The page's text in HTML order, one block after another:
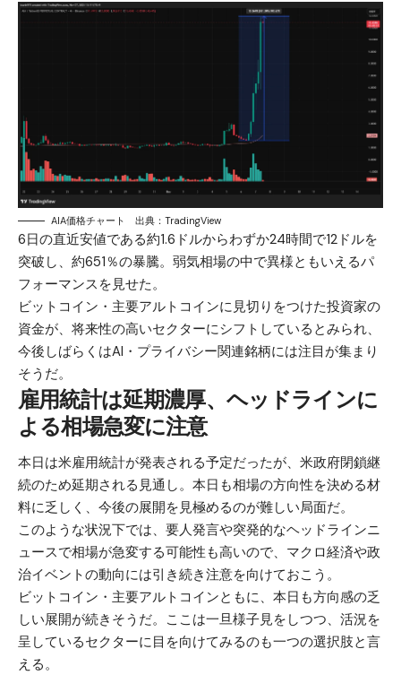
AIA価格チャート 出典：TradingView
6日の直近安値である約1.6ドルからわずか24時間で12ドルを
突破し、約651％の暴騰。弱気相場の中で異様ともいえるパ
フォーマンスを見せた。
ビットコイン・主要アルトコインに見切りをつけた投資家の
資金が、将来性の高いセクターにシフトしているとみられ、
今後しばらくはAI・プライバシー関連銘柄には注目が集まり
そうだ。
雇用統計は延期濃厚、ヘッドラインに
よる相場急変に注意
本日は米雇用統計が発表される予定だったが、米政府閉鎖継
続のため延期される見通し。本日も相場の方向性を決める材
料に乏しく、今後の展開を見極めるのが難しい局面だ。
このような状況下では、要人発言や突発的なヘッドラインニ
ュースで相場が急変する可能性も高いので、マクロ経済や政
治イベントの動向には引き続き注意を向けておこう。
ビットコイン・主要アルトコインともに、本日も方向感の乏
しい展開が続きそうだ。ここは一旦様子見をしつつ、活況を
呈しているセクターに目を向けてみるのも一つの選択肢と言
える。